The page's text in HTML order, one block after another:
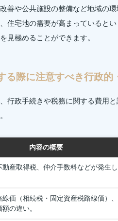
善や公共施設の整備など地域の
住宅地の需要が高まっていると
見極めることができます。
る際に注意すべき行政的
行政手続きや税務に関する費用
内容の概要
産取得税、仲介手数料などが発生し
線価（相続税・固定資産税路線価）
の違い。